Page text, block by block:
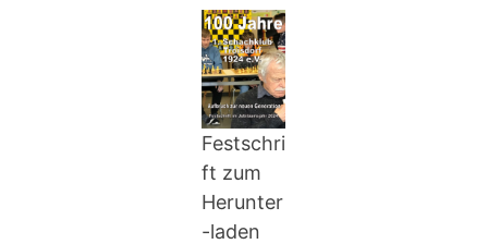
Festschri
ft zum
Herunter
-laden